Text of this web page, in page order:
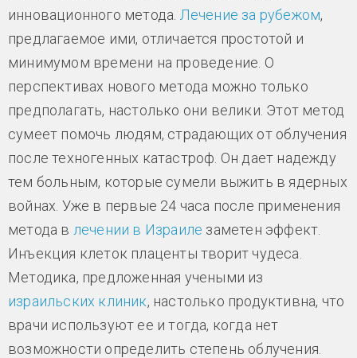
инновационного метода. Лечение за рубежом,
предлагаемое ими, отличается простотой и
минимумом времени на проведение. О
перспективах нового метода можно только
предполагать, настолько они велики. Этот метод
сумеет помочь людям, страдающих от облучения
после техногенных катастроф. Он дает надежду
тем больным, которые сумели выжить в ядерных
войнах. Уже в первые 24 часа после применения
метода в лечении в Израиле заметен эффект.
Инъекция клеток плаценты творит чудеса.
Методика, предложенная учеными из
израильских клиник, настолько продуктивна, что
врачи используют ее и тогда, когда нет
возможности определить степень облучения.